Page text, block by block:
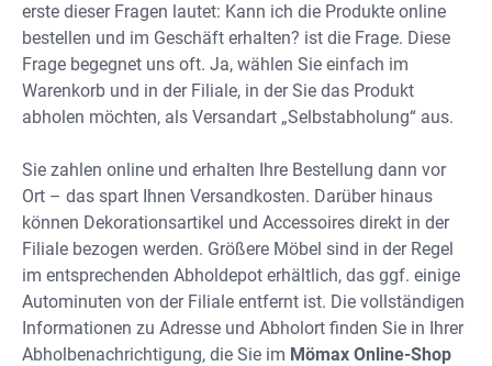
erste dieser Fragen lautet: Kann ich die Produkte online
bestellen und im Geschäft erhalten? ist die Frage. Diese
Frage begegnet uns oft. Ja, wählen Sie einfach im
Warenkorb und in der Filiale, in der Sie das Produkt
abholen möchten, als Versandart „Selbstabholung“ aus.
Sie zahlen online und erhalten Ihre Bestellung dann vor
Ort – das spart Ihnen Versandkosten. Darüber hinaus
können Dekorationsartikel und Accessoires direkt in der
Filiale bezogen werden. Größere Möbel sind in der Regel
im entsprechenden Abholdepot erhältlich, das ggf. einige
Autominuten von der Filiale entfernt ist. Die vollständigen
Informationen zu Adresse und Abholort finden Sie in Ihrer
Abholbenachrichtigung, die Sie im Mömax Online-Shop